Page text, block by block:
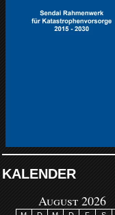
KALENDER
August 2026